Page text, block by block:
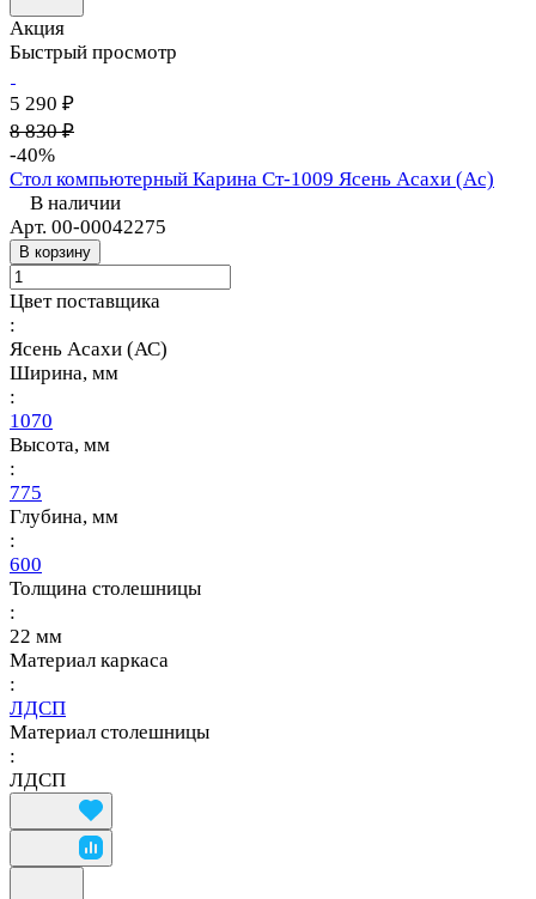
Акция
Быстрый просмотр
5 290 ₽
8 830 ₽
-40%
Стол компьютерный Карина Ст-1009 Ясень Асахи (Ас)
В наличии
Арт. 00-00042275
В корзину
Цвет поставщика
:
Ясень Асахи (АС)
Ширина, мм
:
1070
Высота, мм
:
775
Глубина, мм
:
600
Толщина столешницы
:
22 мм
Материал каркаса
:
ЛДСП
Материал столешницы
:
ЛДСП